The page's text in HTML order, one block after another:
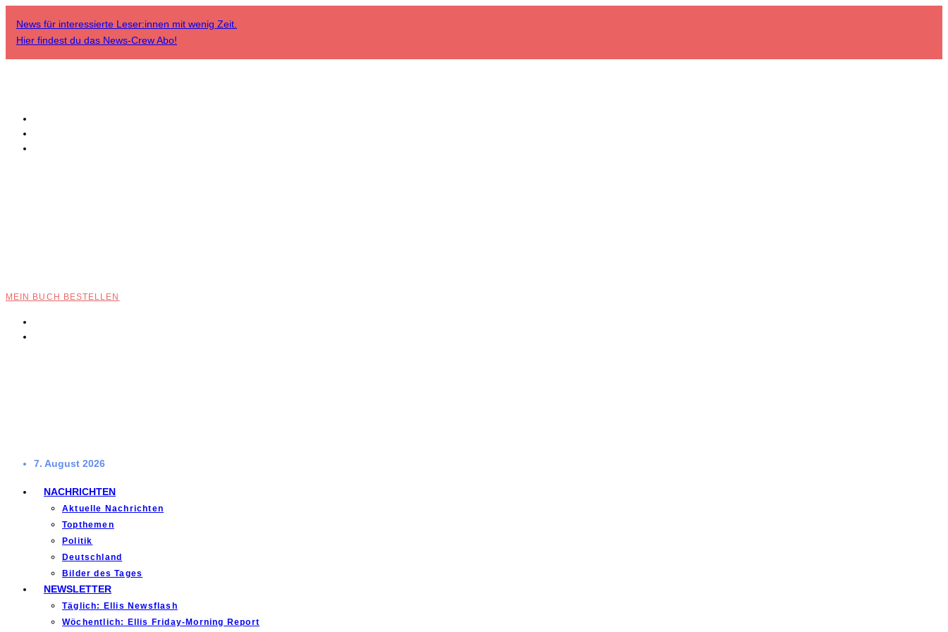
News für interessierte Leser:innen mit wenig Zeit.
Hier findest du das News-Crew Abo!
MEIN BUCH BESTELLEN
7. August 2026
NACHRICHTEN
Aktuelle Nachrichten
Topthemen
Politik
Deutschland
Bilder des Tages
NEWSLETTER
Täglich: Ellis Newsflash
Wöchentlich: Ellis Friday-Morning Report